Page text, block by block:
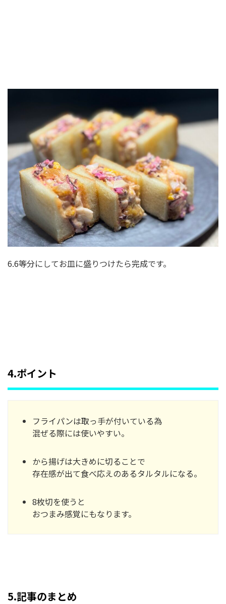
6.6等分にしてお皿に盛りつけたら完成です。
4.ポイント
フライパンは取っ手が付いている為
混ぜる際には使いやすい。
から揚げは大きめに切ることで
存在感が出て食べ応えのあるタルタルになる。
8枚切を使うと
おつまみ感覚にもなります。
5.記事のまとめ